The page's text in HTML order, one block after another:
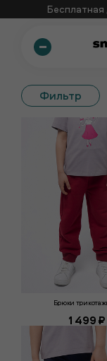
Бесплатная
Фильтр
Брюки
1 499 ₽